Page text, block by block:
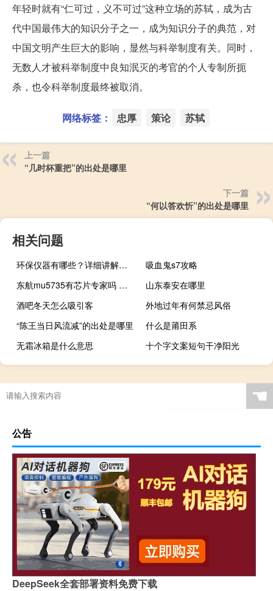
年轻时就有“仁可过，义不可过”这种立场的苏轼，成为古
代中国最伟大的知识分子之一，成为知识分子的典范，对
中国文明产生巨大的影响，显然与科举制度有关。同时，
无数人才被科举制度中良知泯灭的考官的个人专制所扼
杀，也令科举制度最终被取消。
网络标签： 忠厚 策论 苏轼
上一篇
“几时杯重把”的出处是哪里
下一篇
“何以答欢忻”的出处是哪里
相关问题
环保仪器有哪些？详细讲解各类环保仪器的使用方法
吸血鬼s7攻略
东航mu5735有芯片专家吗 东航mu5735机长是谁
山东泰安在哪里
酒吧冬天怎么吸引客
外地过年有何禁忌风俗
“陈王当日风流减”的出处是哪里
什么是莆田系
无霜冰箱是什么意思
十个字文案短句干净阳光
冬天的小黑裙怎么搭配
☚
公告
DeepSeek全套部署资料免费下载